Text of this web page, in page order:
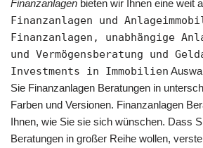
Finanzanlagen bieten wir Ihnen eine weit
Finanzanlagen und
Finanzanlagen, unabhängige
und Vermögensberatung und
Investments in Immobilien
Sie Finanzanlagen Beratungen in
Farben und Versionen. Finanzanlagen
Ihnen, wie Sie sie sich wünschen. Dass
Beratungen in großer Reihe wollen,